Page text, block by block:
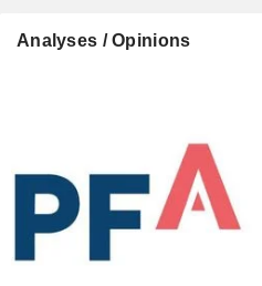
Analyses / Opinions